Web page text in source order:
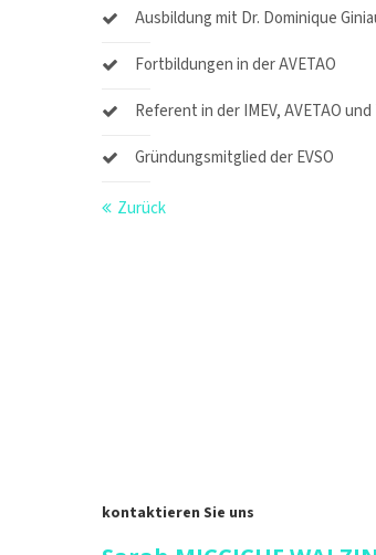
Ausbildung mit Dr. Dominique
Fortbildungen in der AVETAO
Referent in der IMEV, AVETAO
Gründungsmitglied der EVSO
Zurück
kontaktieren Sie uns